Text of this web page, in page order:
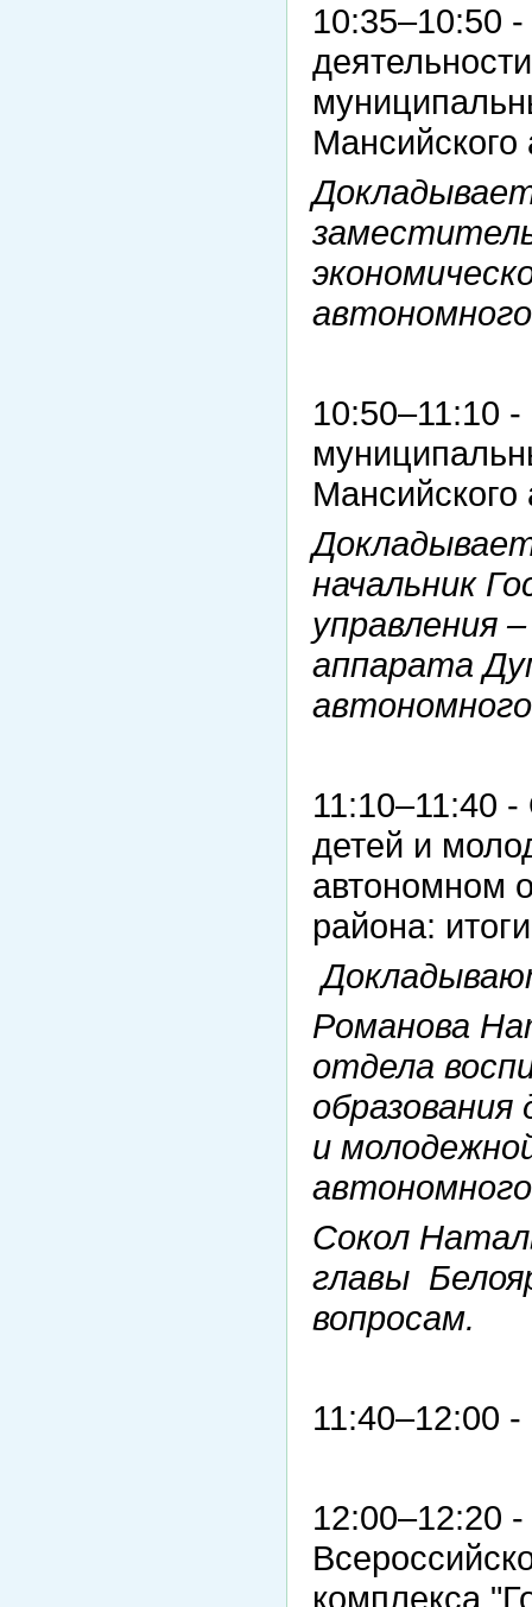
10:35–10:50
10:50–11:10
начальник
управления
аппарата
11:10–11:40
детей и
автономном
района:
Романова
отдела
и
Сокол
главы
вопросам.
11:40–12:00
12:00–12:20
комплекса